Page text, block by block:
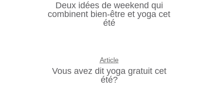
Deux idées de weekend qui
combinent bien-être et yoga cet
été
Article
Vous avez dit yoga gratuit cet
été?